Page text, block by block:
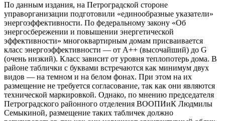
По данным издания, на Петроградской стороне
управорганизации подготовили «единообразные указатели»
энергоэффективности. По федеральному закону «Об
энергосбережении и повышении энергетической
эффективности» многоквартирным домам присваивается
класс энергоэффективности — от A++ (высочайший) до G
(очень низкий). Класс зависит от уровня теплопотерь дома. В
районе таблички с буквами встречаются как минимум двух
видов — на темном и на белом фонах. При этом на их
размещение не требуется согласование, так как они являются
технической маркировкой. Однако, по мнению председателя
Петроградского районного отделения ВООПИиК Людмилы
Семыкиной, размещение таких табличек должно